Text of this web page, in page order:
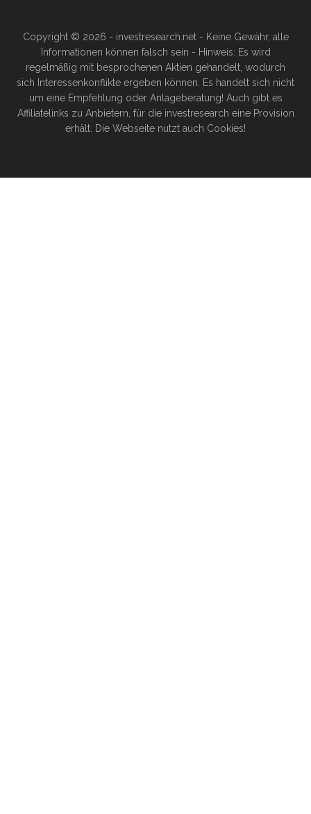
Copyright © 2026 - investresearch.net - Keine Gewähr, alle
Informationen können falsch sein - Hinweis: Es wird
regelmäßig mit besprochenen Aktien gehandelt, wodurch
sich Interessenkonflikte ergeben können. Es handelt sich nicht
um eine Empfehlung oder Anlageberatung! Auch gibt es
Affiliatelinks zu Anbietern, für die investresearch eine Provision
erhält. Die Webseite nutzt auch Cookies!